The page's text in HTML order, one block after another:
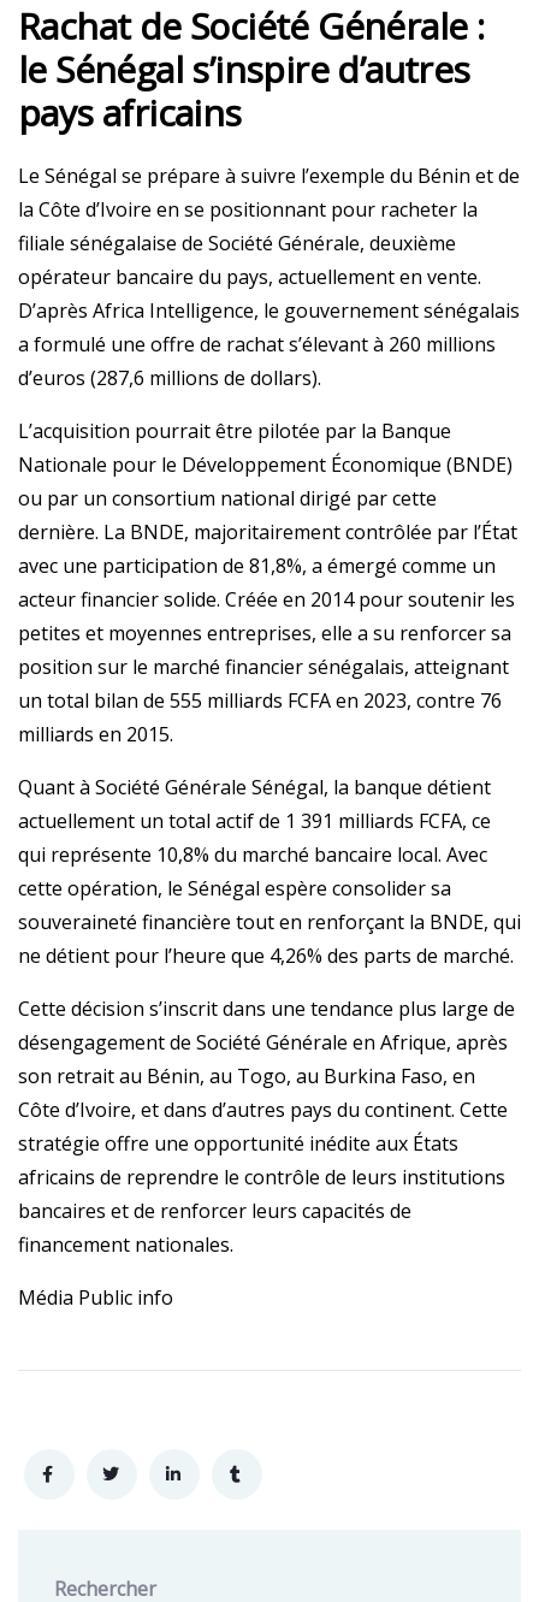
Rachat de Société Générale :
le Sénégal s’inspire d’autres
pays africains
Le Sénégal se prépare à suivre l’exemple du Bénin et de
la Côte d’Ivoire en se positionnant pour racheter la
filiale sénégalaise de Société Générale, deuxième
opérateur bancaire du pays, actuellement en vente.
D’après Africa Intelligence, le gouvernement sénégalais
a formulé une offre de rachat s’élevant à 260 millions
d’euros (287,6 millions de dollars).
L’acquisition pourrait être pilotée par la Banque
Nationale pour le Développement Économique (BNDE)
ou par un consortium national dirigé par cette
dernière. La BNDE, majoritairement contrôlée par l’État
avec une participation de 81,8%, a émergé comme un
acteur financier solide. Créée en 2014 pour soutenir les
petites et moyennes entreprises, elle a su renforcer sa
position sur le marché financier sénégalais, atteignant
un total bilan de 555 milliards FCFA en 2023, contre 76
milliards en 2015.
Quant à Société Générale Sénégal, la banque détient
actuellement un total actif de 1 391 milliards FCFA, ce
qui représente 10,8% du marché bancaire local. Avec
cette opération, le Sénégal espère consolider sa
souveraineté financière tout en renforçant la BNDE, qui
ne détient pour l’heure que 4,26% des parts de marché.
Cette décision s’inscrit dans une tendance plus large de
désengagement de Société Générale en Afrique, après
son retrait au Bénin, au Togo, au Burkina Faso, en
Côte d’Ivoire, et dans d’autres pays du continent. Cette
stratégie offre une opportunité inédite aux États
africains de reprendre le contrôle de leurs institutions
bancaires et de renforcer leurs capacités de
financement nationales.
Média Public info
Rechercher